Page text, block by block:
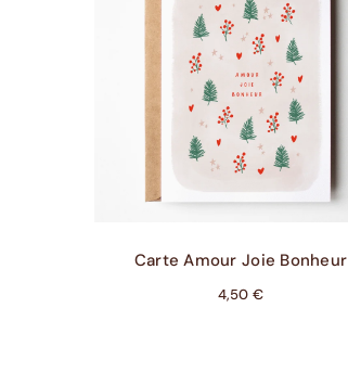
Carte Amour Joie Bonheur
4,50€